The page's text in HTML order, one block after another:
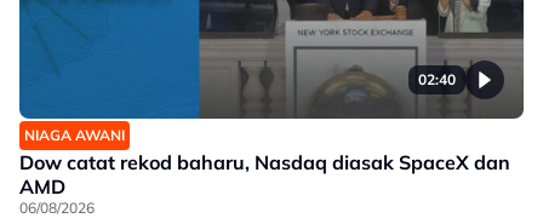
02:40
NIAGA AWANI
Dow catat rekod baharu, Nasdaq diasak SpaceX dan
AMD
06/08/2026